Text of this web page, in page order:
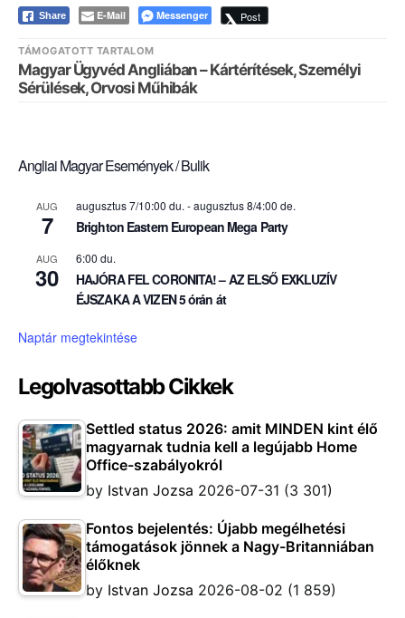
Share E-Mail Messenger Post
TÁMOGATOTT TARTALOM
Magyar Ügyvéd Angliában – Kártérítések, Személyi
Sérülések, Orvosi Műhibák
Angliai Magyar Események / Bulik
AUG
7
augusztus 7/10:00 du.-augusztus 8/4:00 de.
Brighton Eastern European Mega Party
AUG
30
6:00 du.
HAJÓRA FEL CORONITA! – AZ ELSŐ EXKLUZÍV
ÉJSZAKA A VIZEN 5 órán át
Naptár megtekintése
Legolvasottabb Cikkek
Settled status 2026: amit MINDEN kint élő
magyarnak tudnia kell a legújabb Home
Office-szabályokról
by Istvan Jozsa 2026-07-31 (3 301)
Fontos bejelentés: Újabb megélhetési
támogatások jönnek a Nagy-Britanniában
élőknek
by Istvan Jozsa 2026-08-02 (1 859)